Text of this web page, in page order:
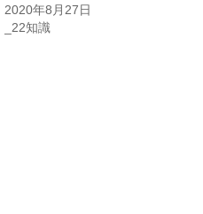
2020年8月27日
_22知識